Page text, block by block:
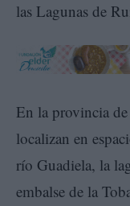
las Lagunas de
En la provincia de
localizan en
río Guadiela, la
embalse de la